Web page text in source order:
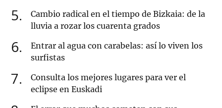
5
Cambio radical en el tiempo de Bizkaia: de la
lluvia a rozar los cuarenta grados
6
Entrar al agua con carabelas: así lo viven los
surfistas
7
Consulta los mejores lugares para ver el
eclipse en Euskadi